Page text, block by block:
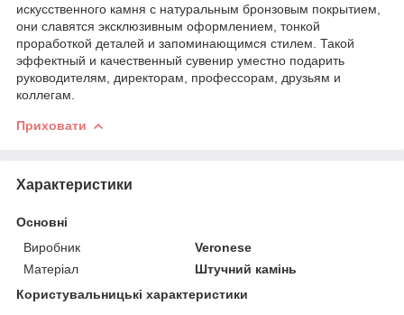
искусственного камня с натуральным бронзовым покрытием,
они славятся эксклюзивным оформлением, тонкой
проработкой деталей и запоминающимся стилем. Такой
эффектный и качественный сувенир уместно подарить
руководителям, директорам, профессорам, друзьям и
коллегам.
Приховати
Характеристики
Основні
Виробник
Veronese
Матеріал
Штучний камінь
Користувальницькі характеристики